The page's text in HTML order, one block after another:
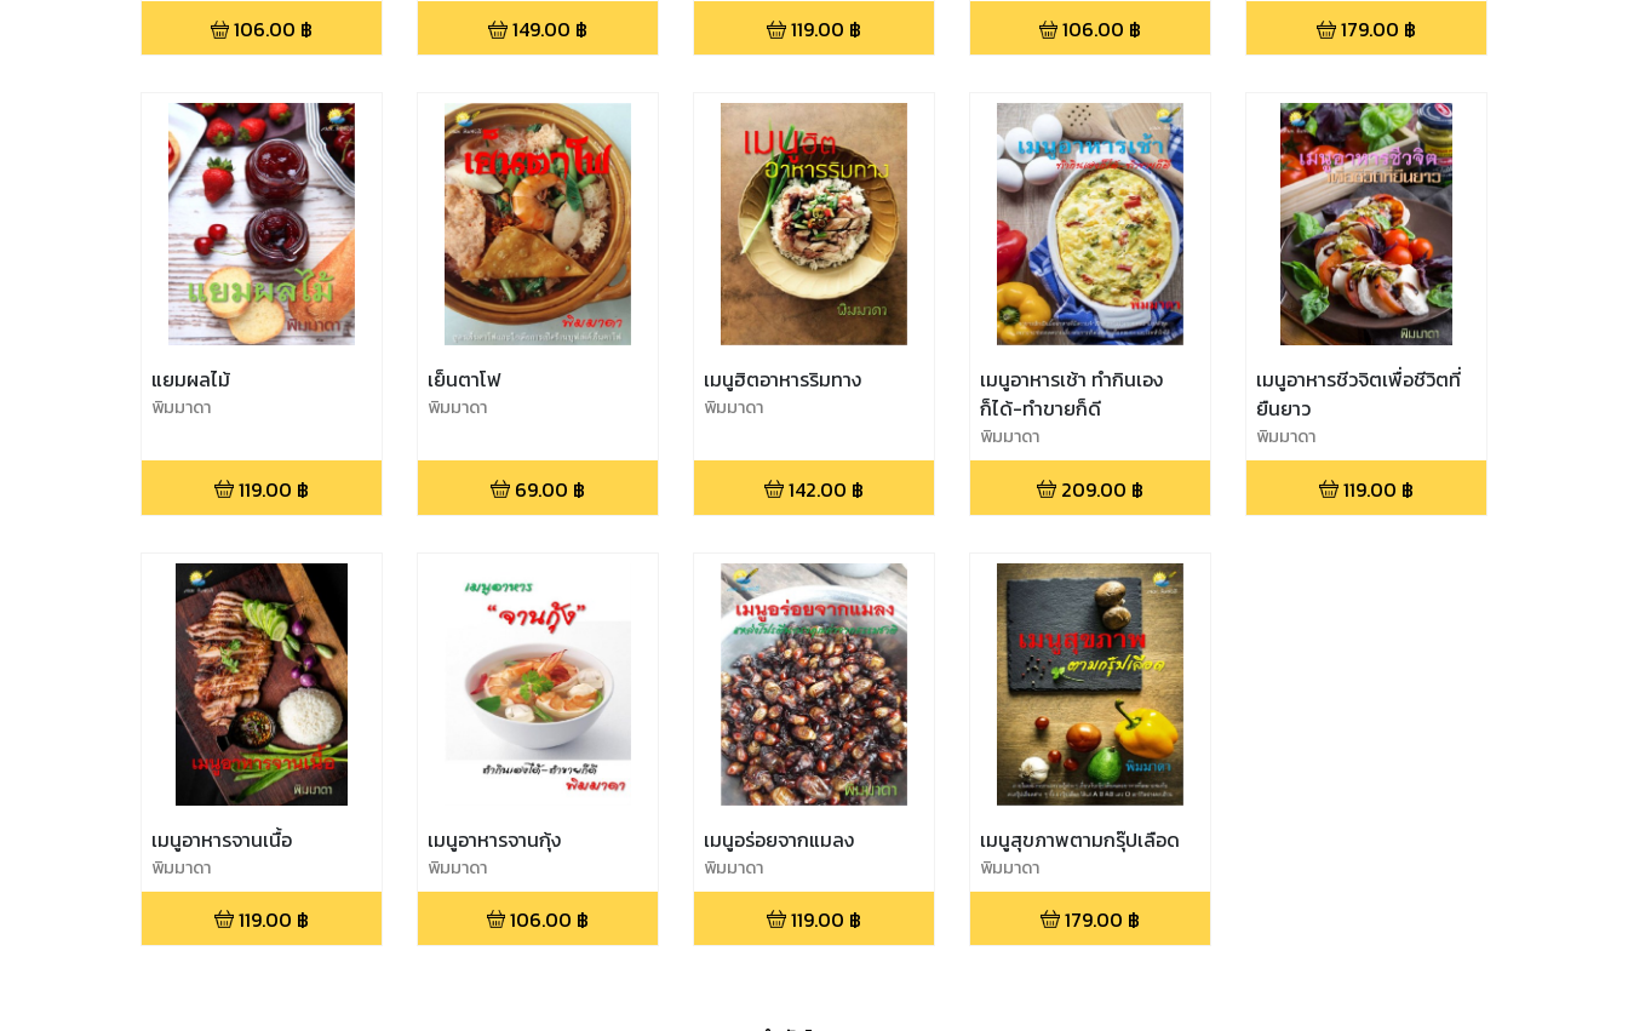
106.00 ฿ 149.00 ฿ 119.00 ฿ 106.00 ฿ 179.00 ฿
แยมผลไม้
พิมมาดา
119.00 ฿
เย็นตาโฟ
พิมมาดา
69.00 ฿
เมนูฮิตอาหารริมทาง
พิมมาดา
142.00 ฿
เมนูอาหารเช้า ทำกินเอง
ก็ได้-ทำขายก็ดี
พิมมาดา
209.00 ฿
เมนูอาหารชีวจิตเพื่อชีวิตที่
ยืนยาว
พิมมาดา
119.00 ฿
เมนูอาหารจานเนื้อ
พิมมาดา
119.00 ฿
เมนูอาหารจานกุ้ง
พิมมาดา
106.00 ฿
เมนูอร่อยจากแมลง
พิมมาดา
119.00 ฿
เมนูสุขภาพตามกรุ๊ปเลือด
พิมมาดา
179.00 ฿